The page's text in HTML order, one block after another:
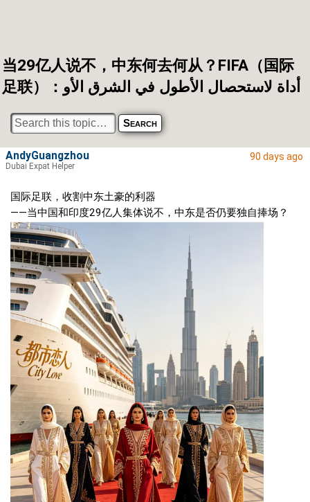
当29亿人说不，中东何去何从？FIFA（国际
足联）：أداة لاستحصال الأطول في الشرق الأو
90 days ago
国际足联，收割中东土豪的利器
——当中国和印度29亿人集体说不，中东是否仍要独自捧场？
AndyGuangzhou
Dubai Expat Helper